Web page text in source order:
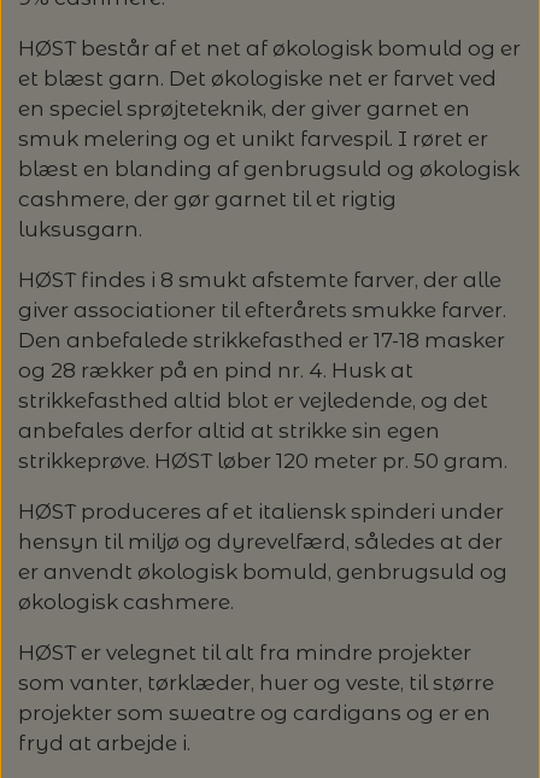
KNITTING FOR OLIVE: HEAVY MERINO -
SPAR 20%
LANG YARNS: LIZA - SPAR 30%
LANG YARNS: CASHMERE PREMIUM -
SPAR 20%
TILBUD - SPAR 30% PÅ ALT MUUD LIVING
RAUMA GARN: FIVEL - SPAR 20%
KVALITETER
LANG YARNS: CARPE DIEM - SPAR 20%
LANG YARNS: VAYA - SPAR 20%
STRIKKEBØGER PÅ TILBUD
ALLE GARNMÆRKER
CAMAROSE
DONEGAL - TWEED GARN
FILCOLANA
GARNA - GARN
GEPARD GARN
HJELHOLT
ISAGER
ISTEX - LOPI
OPSKRIFTER / STRIKKEKITS /
BØGER
STRIKKEOPSKRIFTER & STRIKKEKITS
ANNETTE DANIELSEN
ANNE VENTZEL
AEGYOKNIT
FILCOLANA
HANNE RIMMEN DESIGN
KATEGORI
BABY OG BØRN
BLUSER/SWEATRE
HELE SÆT
T-SHIRTS OG TOP
BØGER
STRIKKEBØGER
MAGASINER
STRIKKETILBEHØR
STRIKKEPINDE
LANTERN MOON - STRIKKEPINDE
ADDI - RUNDPINDE
KNITPRO - UDSKIFTELIGE RUNDP. &
STRØMPEPINDE
UDSKIFTELIGE RUNDPINDESÆT
HÆKLING
HÆKLENÅLE
KNAPPER
GLERUP YATZY - SINGLE SÆT M.
TERNINGER
GLERUP YATZY - DOUBLE SÆT M.
TERNINGER
ULDSÆBE
MILJØVENLIGE VASKEMIDLER
COCOKNITS
BRODERI OG SYTILBEHØR
BRODERIGARN
BALDYRE - BRODERI
FRU ZIPPE - BRODERI
POMP STICH
VERVACO - PÅTEGNET BRODERI
PERMIN - BRODERI
RE:DESIGNED, HJEMMESKO
M.M.
GLERUPS HJEMMESKO
GLERUPS TØFFEL
VOKSEN HJEMMESKO
SILKEBORG ULDSPINDERI
GAVEKORT
OM OS
KONTAKT
ÅBNINGSTIDER
HØST består af et net af økologisk bomuld og er
et blæst garn. Det økologiske net er farvet ved
en speciel sprøjteteknik, der giver garnet en
smuk melering og et unikt farvespil. I røret er
blæst en blanding af genbrugsuld og økologisk
cashmere, der gør garnet til et rigtig
luksusgarn.
HØST findes i 8 smukt afstemte farver, der alle
giver associationer til efterårets smukke farver.
Den anbefalede strikkefasthed er 17-18 masker
og 28 rækker på en pind nr. 4. Husk at
strikkefasthed altid blot er vejledende, og det
anbefales derfor altid at strikke sin egen
strikkeprøve. HØST løber 120 meter pr. 50 gram.
HØST produceres af et italiensk spinderi under
hensyn til miljø og dyrevelfærd, således at der
er anvendt økologisk bomuld, genbrugsuld og
økologisk cashmere.
HØST er velegnet til alt fra mindre projekter
som vanter, tørklæder, huer og veste, til større
projekter som sweatre og cardigans og er en
fryd at arbejde i.